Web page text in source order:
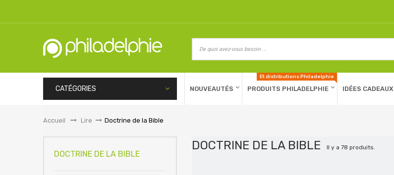
CATÉGORIES NOUVEAUTÉS PRODUITS PHILADELPHIE
Et distributions Philadelphie
IDÉES CADEAUX
Accueil &gt;Lire > Doctrine de la Bible
DOCTRINE DE LA BIBLE
DOCTRINE DE LA BIBLE Il y a 78 produits.